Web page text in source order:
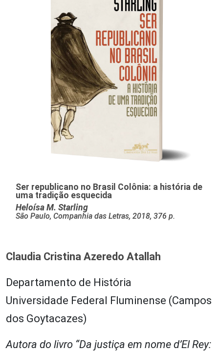
Ser republicano no Brasil Colônia: a história de
uma tradição esquecida
Heloísa M. Starling
São Paulo, Companhia das Letras, 2018, 376 p.
Claudia Cristina Azeredo Atallah
Departamento de História
Universidade Federal Fluminense (Campos
dos Goytacazes)
Autora do livro “Da justiça em nome d’El Rey: